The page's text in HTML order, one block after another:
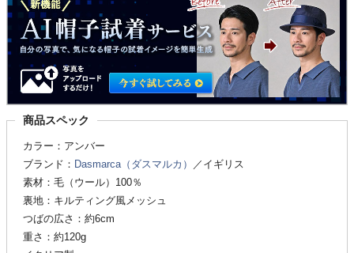
商品スペック
カラー：アンバー
ブランド： Dasmarca（ダスマルカ）
／イギリス
素材：毛（ウール）100％
裏地：キルティング風メッシュ
つばの広さ：約6cm
重さ：約120g